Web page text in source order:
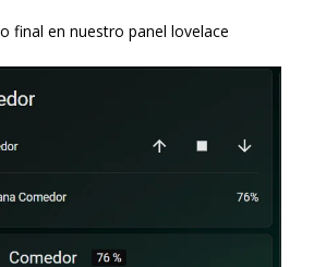
final en nuestro panel lovelace